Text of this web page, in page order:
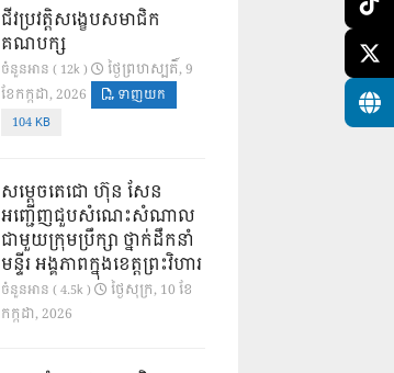
ជីវប្រវត្តិសង្ខេបសមាជិក
គណបក្ស
ចំនួនអាន ( 12k )
ថ្ងៃ​ព្រហស្បតិ៍, 9
ខែ​កក្កដា, 2026
ទាញយក
104 KB
សម្តេចតេជោ ហ៊ុន សែន
អញ្ជើញជួបសំណេះសំណាល
ជាមួយក្រុមប្រឹក្សា ថ្នាក់ដឹកនាំ
មន្ទីរ អង្គភាពក្នុងខេត្តព្រះវិហារ
ចំនួនអាន ( 4.5k )
ថ្ងៃ​សុក្រ, 10 ខែ​
កក្កដា, 2026